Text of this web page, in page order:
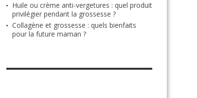
Huile ou crème anti-vergetures : quel produit
privilégier pendant la grossesse ?
Collagène et grossesse : quels bienfaits
pour la future maman ?